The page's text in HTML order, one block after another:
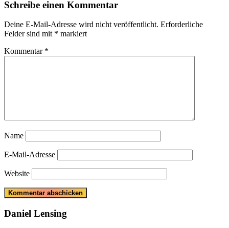
Schreibe einen Kommentar
Deine E-Mail-Adresse wird nicht veröffentlicht. Erforderliche
Felder sind mit * markiert
Kommentar *
Name
E-Mail-Adresse
Website
Daniel Lensing